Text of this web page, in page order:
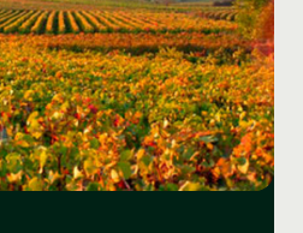
le Domaine possède
La Romanée Saint Vivant,
Conti. Flamboyant, le
futur roi tout juste mis au
éclatant de profondeur et
le Corton blanc compte
du climat